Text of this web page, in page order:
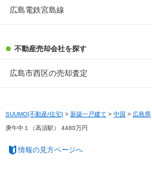
広島電鉄宮島線
不動産売却会社を探す
広島市西区の売却査定
SUUMO[不動産/住宅] > 新築一戸建て > 中国 > 広島県
庚午中１（高須駅） 4480万円
情報の見方ページへ